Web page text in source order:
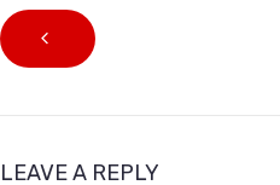
LEAVE A REPLY